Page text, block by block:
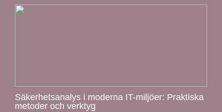
Säkerhetsanalys i moderna IT-miljöer: Praktiska
metoder och verktyg